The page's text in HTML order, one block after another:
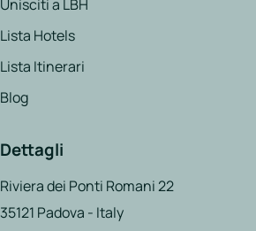
Unisciti a LBH
Lista Hotels
Lista Itinerari
Blog
Dettagli
Riviera dei Ponti Romani 22
35121 Padova - Italy